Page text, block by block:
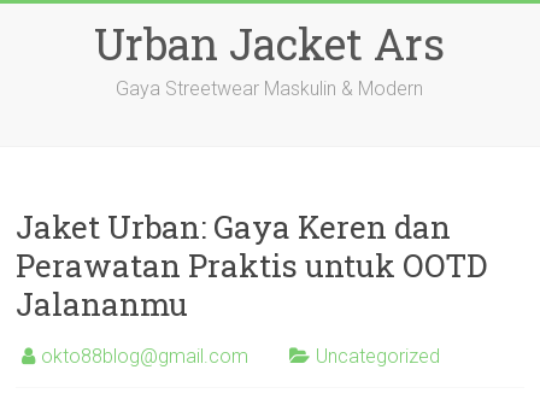
Urban Jacket Ars
Gaya Streetwear Maskulin & Modern
Jaket Urban: Gaya Keren dan
Perawatan Praktis untuk OOTD
Jalananmu
okto88blog@gmail.com Uncategorized